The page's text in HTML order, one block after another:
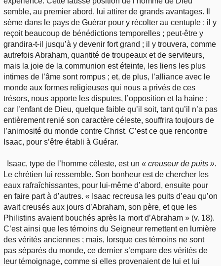
semble, au premier abord, lui attirer de grands avantages. Il
sème dans le pays de Guérar pour y récolter au centuple ; il y
reçoit beaucoup de bénédictions temporelles ; peut-être y
grandira-t-il jusqu’à y devenir fort grand ; il y trouvera, comme
autrefois Abraham, quantité de troupeaux et de serviteurs,
mais la joie de la communion est éteinte, les liens les plus
intimes de l’âme sont rompus ; et, de plus, l’alliance avec le
monde aux formes religieuses qui nous a privés de ces
trésors, nous apporte les disputes, l’opposition et la haine ;
car l’enfant de Dieu, quelque faible qu’il soit, tant qu’il n’a pas
entièrement renié son caractère céleste, souffrira toujours de
l’animosité du monde contre Christ. C’est ce que rencontre
Isaac, pour s’être établi à Guérar.
Isaac, type de l’homme céleste, est un« creuseur de puits ».
Le chrétien lui ressemble. Son bonheur est de chercher les
eaux rafraîchissantes, pour lui-même d’abord, ensuite pour
en faire part à d’autres. « Isaac recreusa les puits d’eau qu’on
avait creusés aux jours d’Abraham, son père, et que les
Philistins avaient bouchés après la mort d’Abraham » (v. 18).
C’est ainsi que les témoins du Seigneur remettent en lumière
des vérités anciennes ; mais, lorsque ces témoins ne sont
pas séparés du monde, ce dernier s’empare des vérités de
leur témoignage, comme si elles provenaient de lui et lui